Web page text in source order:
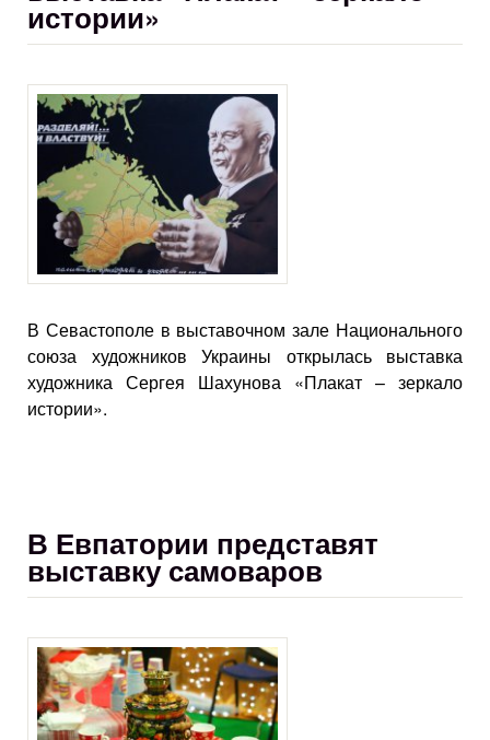
истории»
В Севастополе в выставочном зале Национального
союза художников Украины открылась выставка
художника Сергея Шахунова «Плакат – зеркало
истории».
В Евпатории представят
выставку самоваров